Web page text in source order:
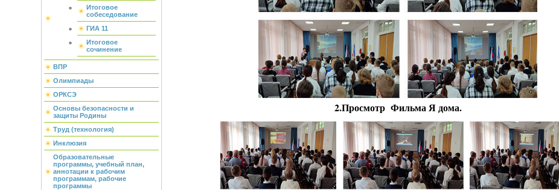
Итоговое
собеседование
ГИА 11
Итоговое
сочинение
ВПР
Олимпиады
ОРКСЭ
Основы безопасности и
защиты Родины
Труд (технология)
Инклюзия
Образовательные
программы, учебный план,
аннотации к рабочим
программам, рабочие
программы
2.Просмотр Фильма Я дома.